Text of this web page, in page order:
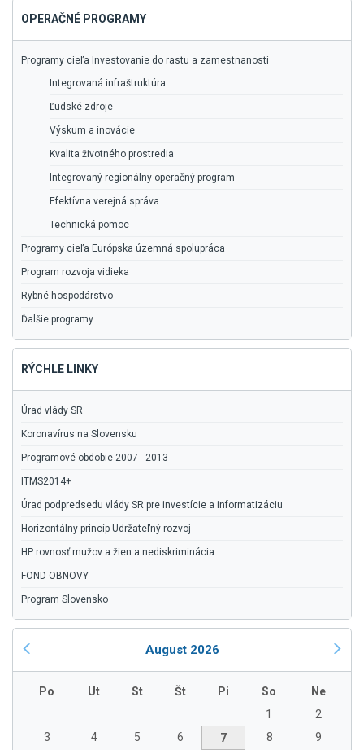
OPERAČNÉ PROGRAMY
Programy cieľa Investovanie do rastu a zamestnanosti
Integrovaná infraštruktúra
Ľudské zdroje
Výskum a inovácie
Kvalita životného prostredia
Integrovaný regionálny operačný program
Efektívna verejná správa
Technická pomoc
Programy cieľa Európska územná spolupráca
Program rozvoja vidieka
Rybné hospodárstvo
Ďalšie programy
RÝCHLE LINKY
Úrad vlády SR
Koronavírus na Slovensku
Programové obdobie 2007 - 2013
ITMS2014+
Úrad podpredsedu vlády SR pre investície a informatizáciu
Horizontálny princíp Udržateľný rozvoj
HP rovnosť mužov a žien a nediskriminácia
FOND OBNOVY
Program Slovensko
August 2026
Po Ut St Št Pi So
Ne
1
2
3
4 5 6 7 8
9